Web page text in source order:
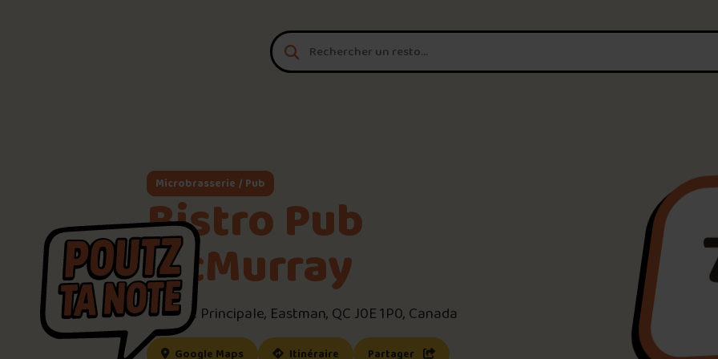
T'es un vrai
Connecte-toipour POUTZ ta
Trouve une POUTZ sur la
Palmarès des meilleures
Microbrasserie / Pub
Bistro Pub
McMurray
391 Rue Principale, Eastman, QC J0E 1P0, Canada
Google Maps (ce lien s’ouvrira dans une nouvelle fenêtre)
Itinéraire (ce lien s’ouvrira dans une nouvelle fenêtre)
Partager